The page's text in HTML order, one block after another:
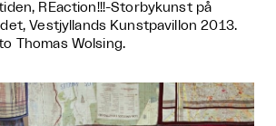
REaction!!!-Storbykunst på
Vestjyllands Kunstpavillon 2013.
Thomas Wolsing.